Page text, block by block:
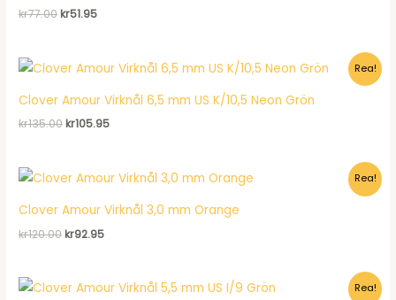
kr77.00Det
kr77.00.
kr51.95Det
kr51.95.
Rea!
Clover Amour Virknål 6,5 mm US K/10,5 Neon Grön
kr135.00Det
kr135.00.
kr105.95Det
kr105.95.
Rea!
Clover Amour Virknål 3,0 mm Orange
kr120.00Det
kr120.00.
kr92.95Det
kr92.95.
Rea!